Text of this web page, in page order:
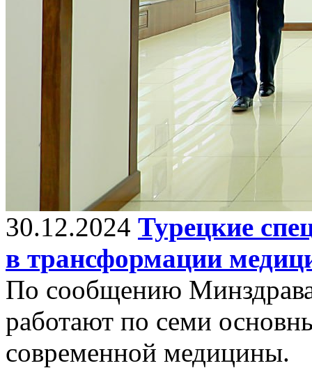
30.12.2024 Турецкие
в трансформации
По сообщению
работают по семи
современной медицины.